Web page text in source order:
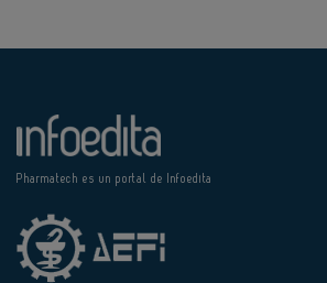
Pharmatech es un portal de Infoedita